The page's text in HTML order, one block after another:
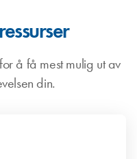
å få mest mulig ut av
din.